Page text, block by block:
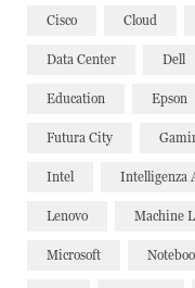
Cisco Cloud
Data Center Dell
Education Epson
Futura City
Intel Intelligenza
Lenovo Machine
Microsoft